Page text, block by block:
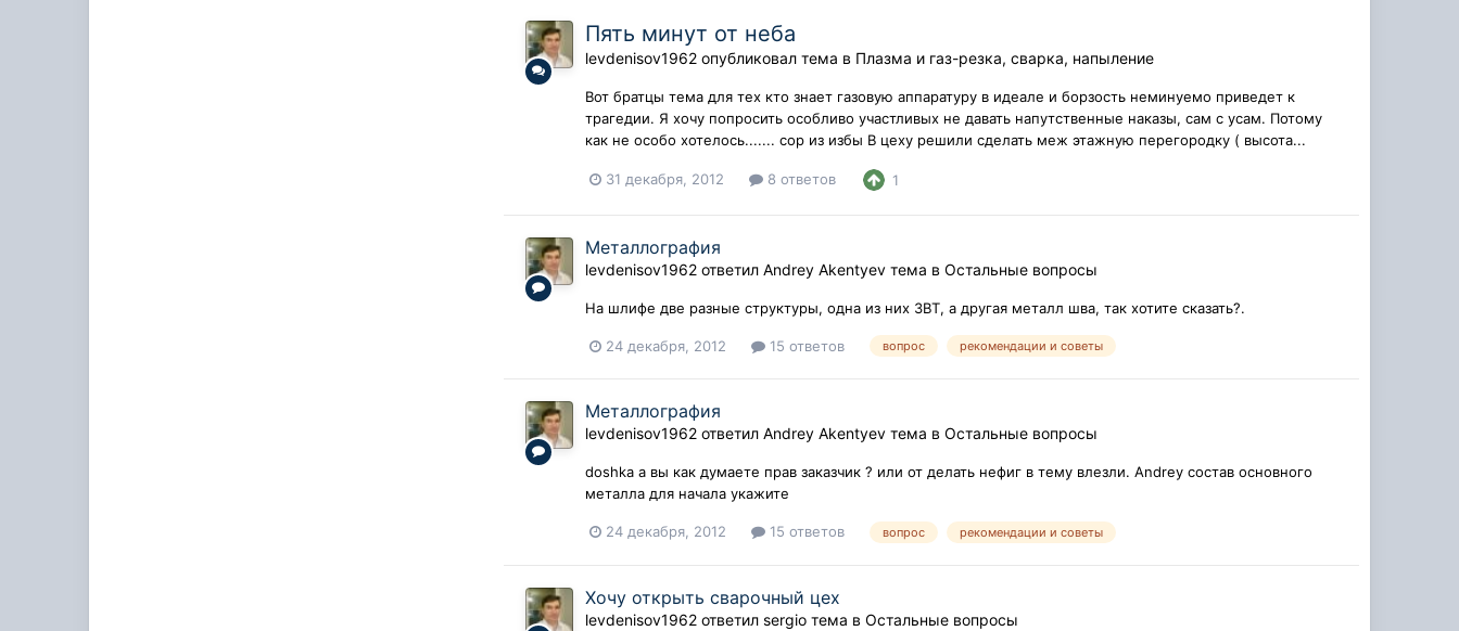
Пять минут от неба
levdenisov1962 опубликовал тема в Плазма и газ-резка, сварка, напыление
Вот братцы тема для тех кто знает газовую аппаратуру в идеале и борзость неминуемо приведет к
трагедии. Я хочу попросить особливо участливых не давать напутственные наказы, сам с усам. Потому
как не особо хотелось....... сор из избы В цеху решили сделать меж этажную перегородку ( высота...
31 декабря, 2012 8 ответов 1
Металлография
levdenisov1962 ответилAndrey Akentyev тема вОстальные вопросы
На шлифе две разные структуры, одна из них ЗВТ, а другая металл шва, так хотите сказать?.
24 декабря, 2012 15 ответов вопрос рекомендации и советы
Металлография
levdenisov1962 ответилAndrey Akentyev тема вОстальные вопросы
doshka а вы как думаете прав заказчик ? или от делать нефиг в тему влезли. Andrey состав основного
металла для начала укажите
24 декабря, 2012 15 ответов вопрос рекомендации и советы
Хочу открыть сварочный цех
levdenisov1962 ответилsergio тема вОстальные вопросы